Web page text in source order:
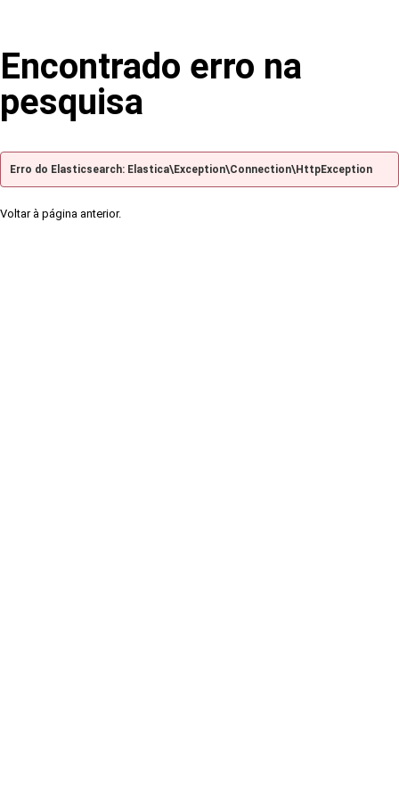
Encontrado erro na
pesquisa
Erro do Elasticsearch: Elastica\Exception\Connection\HttpException
Voltar à página anterior.